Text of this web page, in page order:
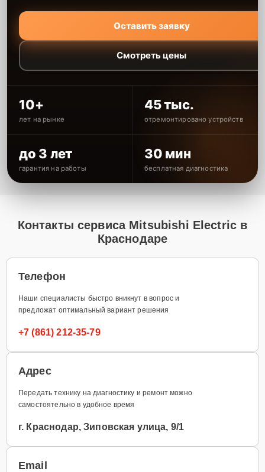
Оставить заявку
Смотреть цены
10+
лет на рынке
45 тыс.
отремонтировано устройств
до 3 лет
гарантия на работы
30 мин
бесплатная диагностика
Контакты сервиса Mitsubishi Electric в
Краснодаре
Телефон
Наши специалисты быстро вникнут в вопрос и
предложат оптимальный вариант решения
+7 (861) 212-35-79
Адрес
Передать технику на диагностику и ремонт можно
самостоятельно в удобное время
г. Краснодар, Зиповская улица, 9/1
Email